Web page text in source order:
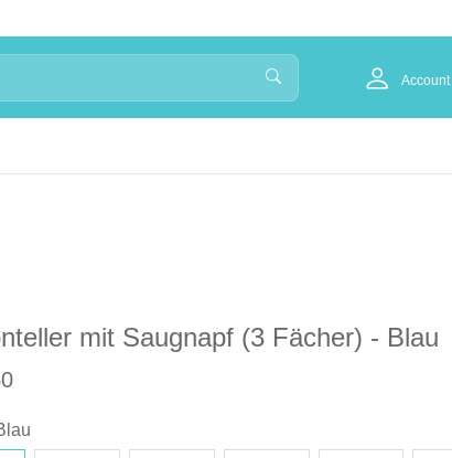
Account
mit Saugnapf (3 Fächer) - Blau